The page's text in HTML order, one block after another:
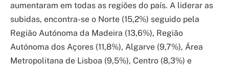
aumentaram em todas as regiões do país. A liderar as
subidas, encontra-se o Norte (15,2%) seguido pela
Região Autónoma da Madeira (13,6%), Região
Autónoma dos Açores (11,8%), Algarve (9,7%), Área
Metropolitana de Lisboa (9,5%), Centro (8,3%) e